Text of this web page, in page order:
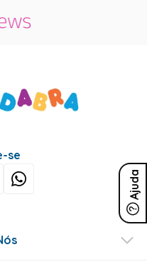
Ajuda
se